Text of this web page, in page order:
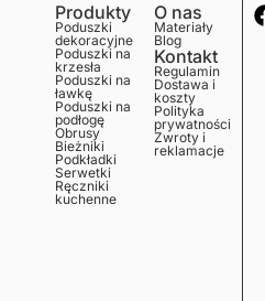
Produkty
Poduszki
dekoracyjne
Poduszki na
krzesła
Poduszki na
ławkę
Poduszki na
podłogę
Obrusy
Bieżniki
Podkładki
Serwetki
Ręczniki
kuchenne
O nas
Materiały
Blog
Kontakt
Regulamin
Dostawa i
koszty
Polityka
prywatności
Zwroty i
reklamacje